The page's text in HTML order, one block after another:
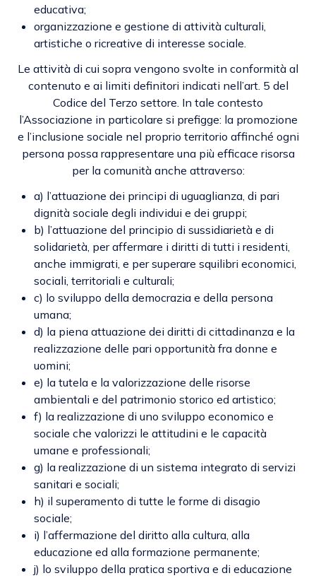
educativa;
organizzazione e gestione di attività culturali,
artistiche o ricreative di interesse sociale.
Le attività di cui sopra vengono svolte in conformità al
contenuto e ai limiti definitori indicati nell’art. 5 del
Codice del Terzo settore. In tale contesto
l’Associazione in particolare si prefigge: la promozione
e l’inclusione sociale nel proprio territorio affinché ogni
persona possa rappresentare una più efficace risorsa
per la comunità anche attraverso:
a) l’attuazione dei principi di uguaglianza, di pari
dignità sociale degli individui e dei gruppi;
b) l’attuazione del principio di sussidiarietà e di
solidarietà, per affermare i diritti di tutti i residenti,
anche immigrati, e per superare squilibri economici,
sociali, territoriali e culturali;
c) lo sviluppo della democrazia e della persona
umana;
d) la piena attuazione dei diritti di cittadinanza e la
realizzazione delle pari opportunità fra donne e
uomini;
e) la tutela e la valorizzazione delle risorse
ambientali e del patrimonio storico ed artistico;
f) la realizzazione di uno sviluppo economico e
sociale che valorizzi le attitudini e le capacità
umane e professionali;
g) la realizzazione di un sistema integrato di servizi
sanitari e sociali;
h) il superamento di tutte le forme di disagio
sociale;
i) l’affermazione del diritto alla cultura, alla
educazione ed alla formazione permanente;
j) lo sviluppo della pratica sportiva e di educazione